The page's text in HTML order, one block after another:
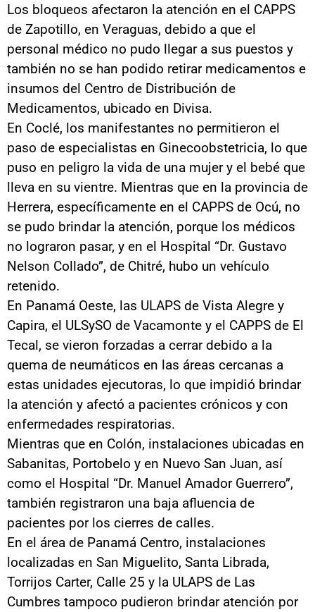
Los bloqueos afectaron la atención en el CAPPS
de Zapotillo, en Veraguas, debido a que el
personal médico no pudo llegar a sus puestos y
también no se han podido retirar medicamentos e
insumos del Centro de Distribución de
Medicamentos, ubicado en Divisa.
En Coclé, los manifestantes no permitieron el
paso de especialistas en Ginecoobstetricia, lo que
puso en peligro la vida de una mujer y el bebé que
lleva en su vientre. Mientras que en la provincia de
Herrera, específicamente en el CAPPS de Ocú, no
se pudo brindar la atención, porque los médicos
no lograron pasar, y en el Hospital “Dr. Gustavo
Nelson Collado”, de Chitré, hubo un vehículo
retenido.
En Panamá Oeste, las ULAPS de Vista Alegre y
Capira, el ULSySO de Vacamonte y el CAPPS de El
Tecal, se vieron forzadas a cerrar debido a la
quema de neumáticos en las áreas cercanas a
estas unidades ejecutoras, lo que impidió brindar
la atención y afectó a pacientes crónicos y con
enfermedades respiratorias.
Mientras que en Colón, instalaciones ubicadas en
Sabanitas, Portobelo y en Nuevo San Juan, así
como el Hospital “Dr. Manuel Amador Guerrero”,
también registraron una baja afluencia de
pacientes por los cierres de calles.
En el área de Panamá Centro, instalaciones
localizadas en San Miguelito, Santa Librada,
Torrijos Carter, Calle 25 y la ULAPS de Las
Cumbres tampoco pudieron brindar atención por